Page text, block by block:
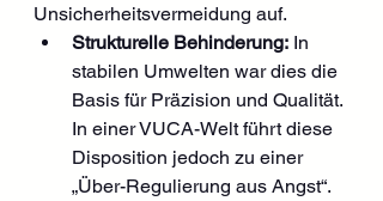
Unsicherheitsvermeidung auf.
Strukturelle Behinderung: In
stabilen Umwelten war dies die
Basis für Präzision und Qualität.
In einer VUCA-Welt führt diese
Disposition jedoch zu einer
„Über-Regulierung aus Angst“.